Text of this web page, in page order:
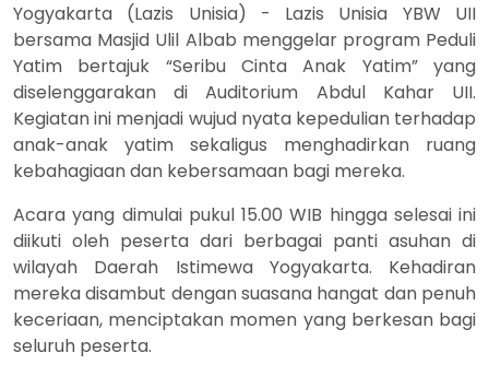
Yogyakarta (Lazis Unisia) - Lazis Unisia YBW UII
bersama Masjid Ulil Albab menggelar program Peduli
Yatim bertajuk “Seribu Cinta Anak Yatim” yang
diselenggarakan di Auditorium Abdul Kahar UII.
Kegiatan ini menjadi wujud nyata kepedulian terhadap
anak-anak yatim sekaligus menghadirkan ruang
kebahagiaan dan kebersamaan bagi mereka.
Acara yang dimulai pukul 15.00 WIB hingga selesai ini
diikuti oleh peserta dari berbagai panti asuhan di
wilayah Daerah Istimewa Yogyakarta. Kehadiran
mereka disambut dengan suasana hangat dan penuh
keceriaan, menciptakan momen yang berkesan bagi
seluruh peserta.